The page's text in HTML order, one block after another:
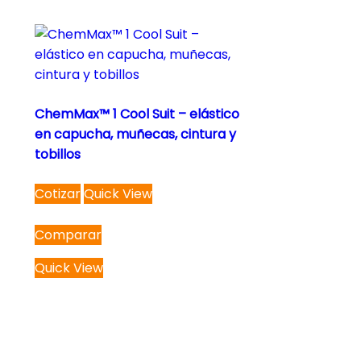
ChemMax™ 1 Cool Suit – elástico
en capucha, muñecas, cintura y
tobillos
Cotizar
This
product
multiple
variants.
The
Quick View
Comparar
Quick View